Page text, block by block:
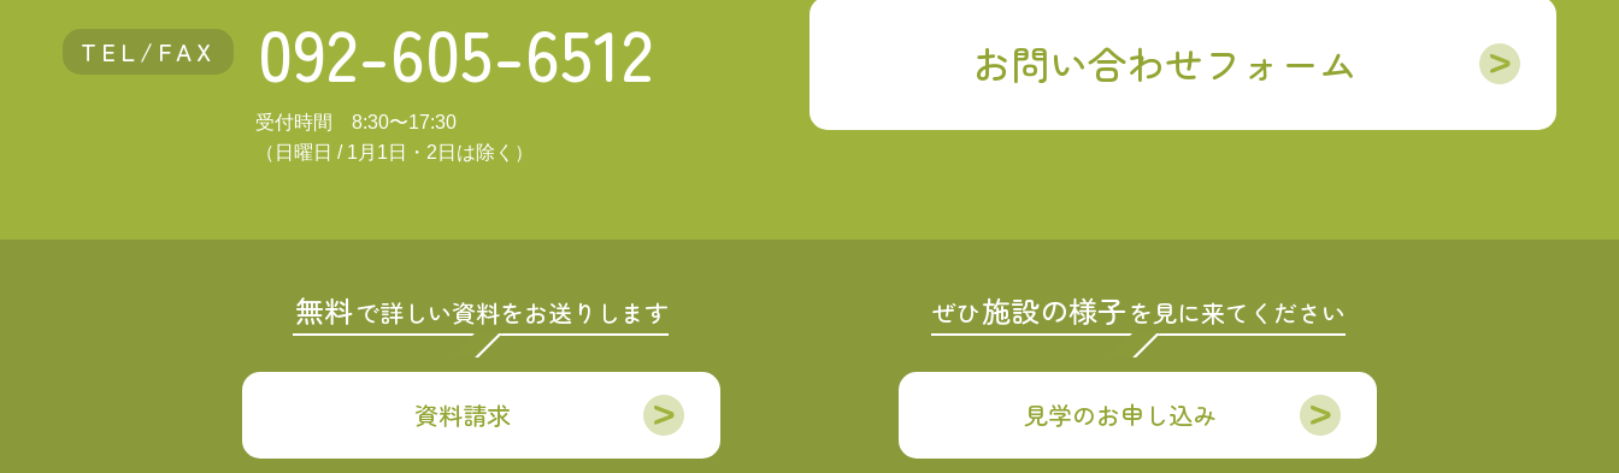
TEL/FAX 092-605-6512
受付時間 8:30〜17:30
（日曜日 / 1月1日・2日は除く）
お問い合わせフォーム
無料で詳しい資料をお送りします
資料請求
ぜひ施設の様子を見に来てください
見学のお申し込み